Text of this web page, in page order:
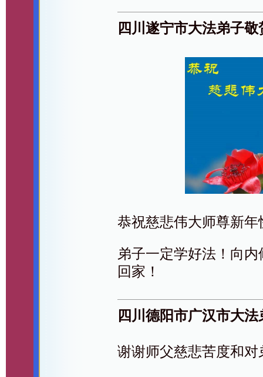
四川遂宁市大法弟子
恭祝慈悲伟大师尊新
弟子一定学好法！向
回家！
四川德阳市广汉市大
谢谢师父慈悲苦度和对